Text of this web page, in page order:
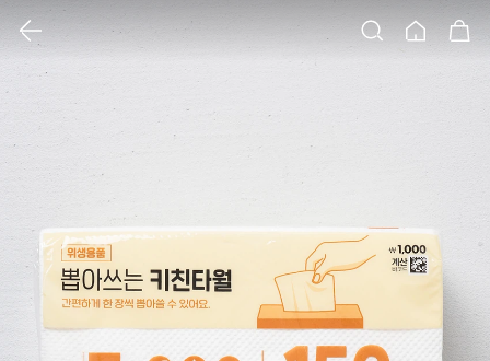
클릭 시 이미지 확대 보기 팝업 열림